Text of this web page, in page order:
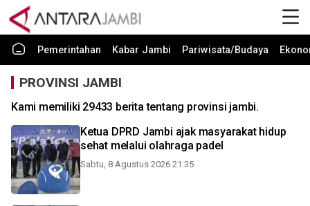
Pemerintahan Kabar Jambi Pariwisata/Budaya
PROVINSI JAMBI
Kami memiliki 29433 berita tentang provinsi jambi.
Ketua DPRD Jambi ajak masyarakat hidup
sehat melalui olahraga padel
Sabtu, 8 Agustus 2026 21:35